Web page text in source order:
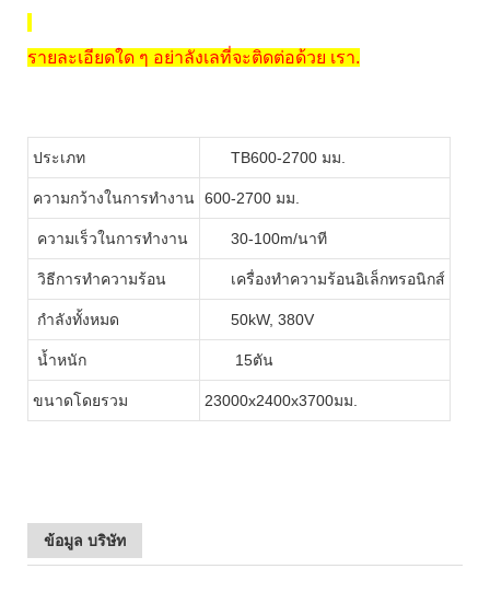
รายละเอียดใด ๆ อย่าลังเลที่จะติดต่อด้วย เรา.
ประเภท TB600-2700 มม.
ความกว้างในการทำงาน 600-2700 มม.
ความเร็วในการทำงาน 30-100m/นาที
วิธีการทำความร้อน เครื่องทำความร้อนอิเล็กทรอนิกส์
กำลังทั้งหมด 50kW, 380V
น้ำหนัก 15ตัน
ขนาดโดยรวม 23000x2400x3700มม.
ข้อมูล บริษัท